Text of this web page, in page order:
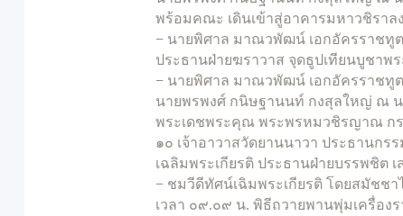
พร้อมคณะ เดินเข้าสู่อาคารมหาวชิราล
– นายพิศาล มาณวพัฒน์ เอกอัครราชทู
ประธานฝ่ายฆราวาส จุดธูปเทียนบูชาพ
– นายพิศาล มาณวพัฒน์ เอกอัครราชทู
นายพรพงศ์ กนิษฐานนท์ กงสุลใหญ่ ณ
พระเดชพระคุณ พระพรหมวชิรญาณ ก
๑๐ เจ้าอาวาสวัดยานนาวา ประธานก
เฉลิมพระเกียรติ ประธานฝ่ายบรรพชิต
– ชมวีดีทัศน์เฉิมพระเกียรติ โดยสมัชช
เวลา ๐๙.๐๙ น. พิธีถวายพานพุ่มเครื่อง